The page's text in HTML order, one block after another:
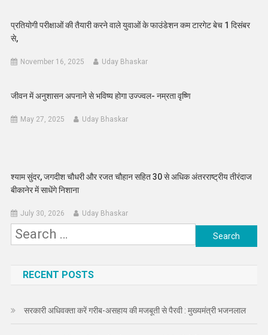
प्रतियोगी परीक्षाओं की तैयारी करने वाले युवाओं के फाउंडेशन कम टारगेट बेच 1 दिसंबर
से,
November 16, 2025 Uday Bhaskar
जीवन में अनुशासन अपनाने से भविष्य होगा उज्ज्वल- नम्रता वृष्णि
May 27, 2025 Uday Bhaskar
श्याम सुंदर, जगदीश चौधरी और रजत चौहान सहित 30 से अधिक अंतरराष्ट्रीय तीरंदाज
बीकानेर में साधेंगे निशाना
July 30, 2026 Uday Bhaskar
Search
RECENT POSTS
सरकारी अधिवक्ता करें गरीब-असहाय की मजबूती से पैरवी : मुख्यमंत्री भजनलाल